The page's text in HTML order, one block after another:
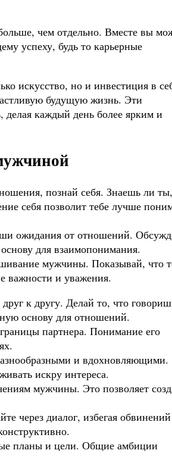
чем отдельно. Вместе вы
успеху, будь то карьерные
искусство, но и инвестиция в
будущую жизнь. Эти
делая каждый день более ярким и
познай себя. Знаешь ли
себя позволит тебе лучше
ожидания от отношений.
для взаимопонимания.
мужчины. Показывай, что
важности и уважения.
к другу. Делай то, что
основу для отношений.
партнера. Понимание его
и вдохновляющими.
искру интереса.
мужчины. Это позволяет
через диалог, избегая
планы и цели. Общие амбиции